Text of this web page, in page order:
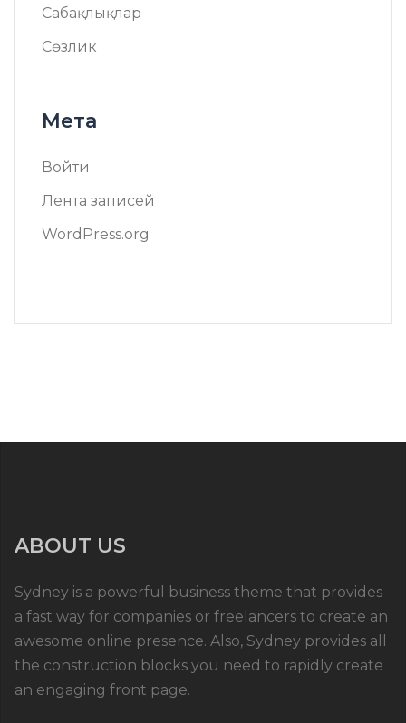
Сабақлықлар
Сөзлик
Мета
Войти
Лента записей
WordPress.org
ABOUT US
Sydney is a powerful business theme that provides
a fast way for companies or freelancers to create an
awesome online presence. Also, Sydney provides all
the construction blocks you need to rapidly create
an engaging front page.